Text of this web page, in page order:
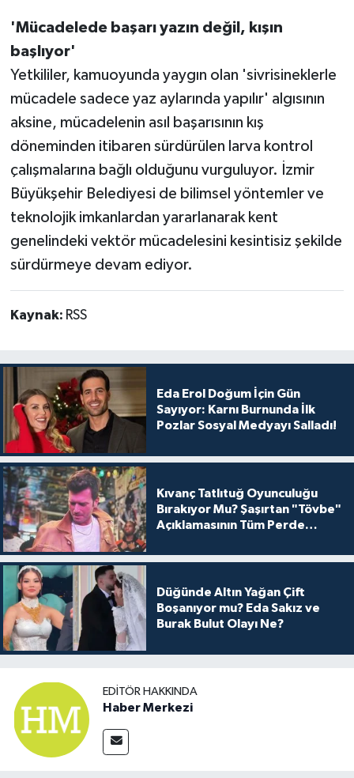
'Mücadelede başarı yazın değil, kışın
başlıyor'
Yetkililer, kamuoyunda yaygın olan 'sivrisineklerle
mücadele sadece yaz aylarında yapılır' algısının
aksine, mücadelenin asıl başarısının kış
döneminden itibaren sürdürülen larva kontrol
çalışmalarına bağlı olduğunu vurguluyor. İzmir
Büyükşehir Belediyesi de bilimsel yöntemler ve
teknolojik imkanlardan yararlanarak kent
genelindeki vektör mücadelesini kesintisiz şekilde
sürdürmeye devam ediyor.
Kaynak: RSS
Eda Erol Doğum İçin Gün
Sayıyor: Karnı Burnunda İlk
Pozlar Sosyal Medyayı Salladı!
Kıvanç Tatlıtuğ Oyunculuğu
Bırakıyor Mu? Şaşırtan "Tövbe"
Açıklamasının Tüm Perde
Düğünde Altın Yağan Çift
Boşanıyor mu? Eda Sakız ve
Burak Bulut Olayı Ne?
EDITÖR HAKKINDA
Haber Merkezi